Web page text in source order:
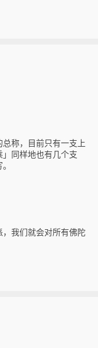
总称，目前只有一支上
同样地也有几个支
，我们就会对所有佛陀